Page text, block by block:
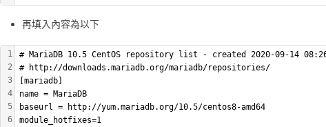
再填入內容為以下
1
2
3
4
5
6
# MariaDB 10.5 CentOS repository list - created 2020-09-14 08:26
# http://downloads.mariadb.org/mariadb/repositories/
[mariadb]
name = MariaDB
baseurl = http://yum.mariadb.org/10.5/centos8-amd64
module_hotfixes=1